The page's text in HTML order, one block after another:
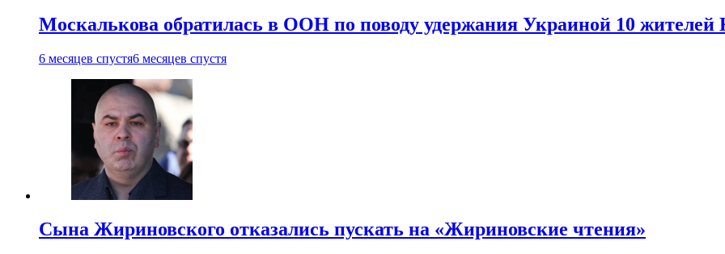
Москалькова обратилась в ООН по поводу удержания Украиной 10 жителей
6 месяцев спустя6 месяцев спустя
Сына Жириновского отказались пускать на «Жириновские чтения»